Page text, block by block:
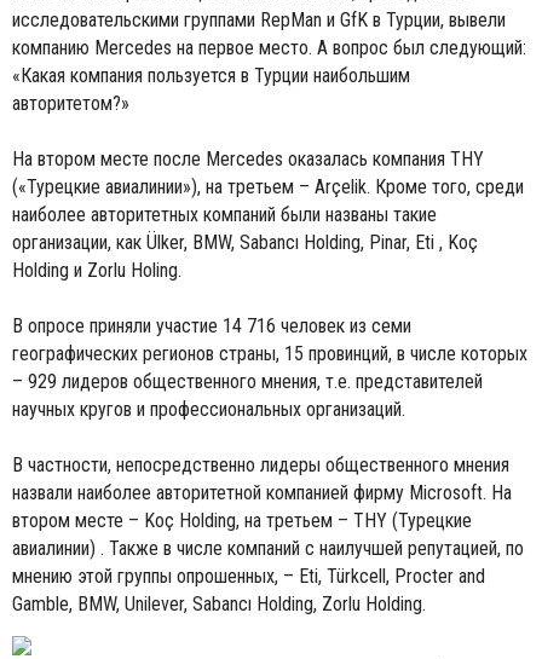
исследовательскими группами RepMan и GfK в Турции, вывели
компанию Mercedes на первое место. А вопрос был следующий:
«Какая компания пользуется в Турции наибольшим
авторитетом?»
На втором месте после Mercedes оказалась компания THY
(«Турецкие авиалинии»), на третьем – Arçelik. Кроме того, среди
наиболее авторитетных компаний были названы такие
организации, как Ülker, BMW, Sabancı Holding, Pinar, Eti , Koç
Holding и Zorlu Holing.
В опросе приняли участие 14 716 человек из семи
географических регионов страны, 15 провинций, в числе которых
– 929 лидеров общественного мнения, т.е. представителей
научных кругов и профессиональных организаций.
В частности, непосредственно лидеры общественного мнения
назвали наиболее авторитетной компанией фирму Microsoft. На
втором месте – Koç Holding, на третьем – THY (Турецкие
авиалинии) . Также в числе компаний с наилучшей репутацией, по
мнению этой группы опрошенных, – Eti, Türkcell, Procter and
Gamble, BMW, Unilever, Sabancı Holding, Zorlu Holding.